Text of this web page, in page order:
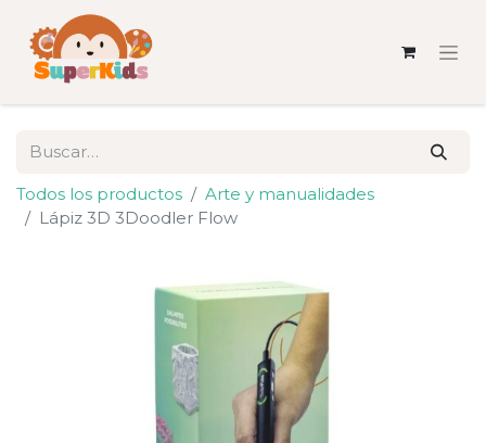
Todos los productos
Arte y manualidades
Lápiz 3D 3Doodler Flow